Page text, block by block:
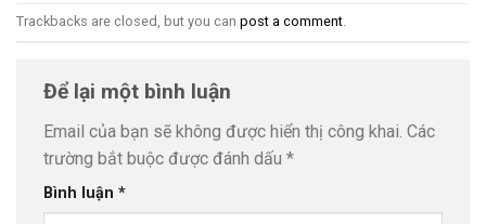
Trackbacks are closed, but you can post a comment.
Để lại một bình luận
Email của bạn sẽ không được hiển thị công khai. Các
trường bắt buộc được đánh dấu *
Bình luận *